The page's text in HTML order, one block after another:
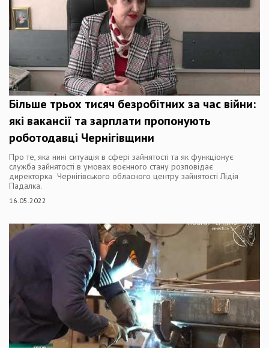
Більше трьох тисяч безробітних за час війни:
які вакансії та зарплати пропонують
роботодавці Чернігівщини
Про те, яка нині ситуація в сфері зайнятості та як функціонує
служба зайнятості в умовах воєнного стану розповідає
директорка Чернігівського обласного центру зайнятості Лідія
Падалка.
16.05.2022